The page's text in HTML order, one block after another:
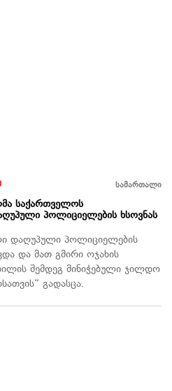
სამართალი
საქართველოს
პოლიციელების ხსოვნას
დაღუპული პოლიციელების
და მათ გმირი ოჯახის
შემდეგ მინიჭებული ჯილდო
გადასცა.